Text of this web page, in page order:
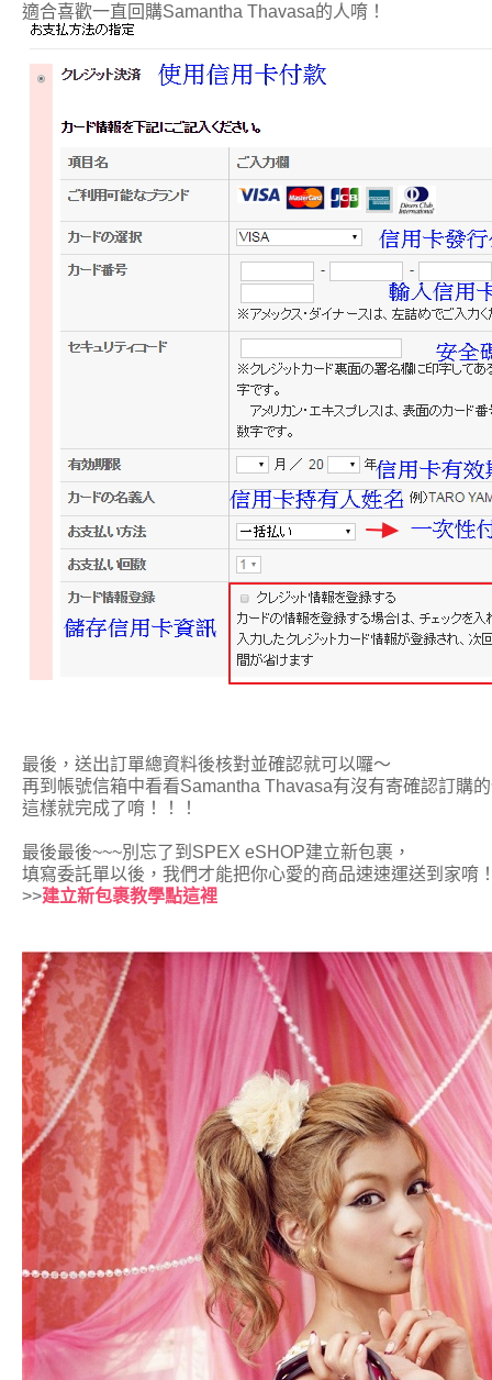
適合喜歡一直回購Samantha Thavasa的人唷！
最後，送出訂單總資料後核對並確認就可以囉～
再到帳號信箱中看看Samantha Thavasa有沒有寄確認訂購
這樣就完成了唷！！！
最後最後~~~別忘了到SPEX eSHOP建立新包裹，
填寫委託單以後，我們才能把你心愛的商品速速運送到家唷
>>建立新包裹教學點這裡